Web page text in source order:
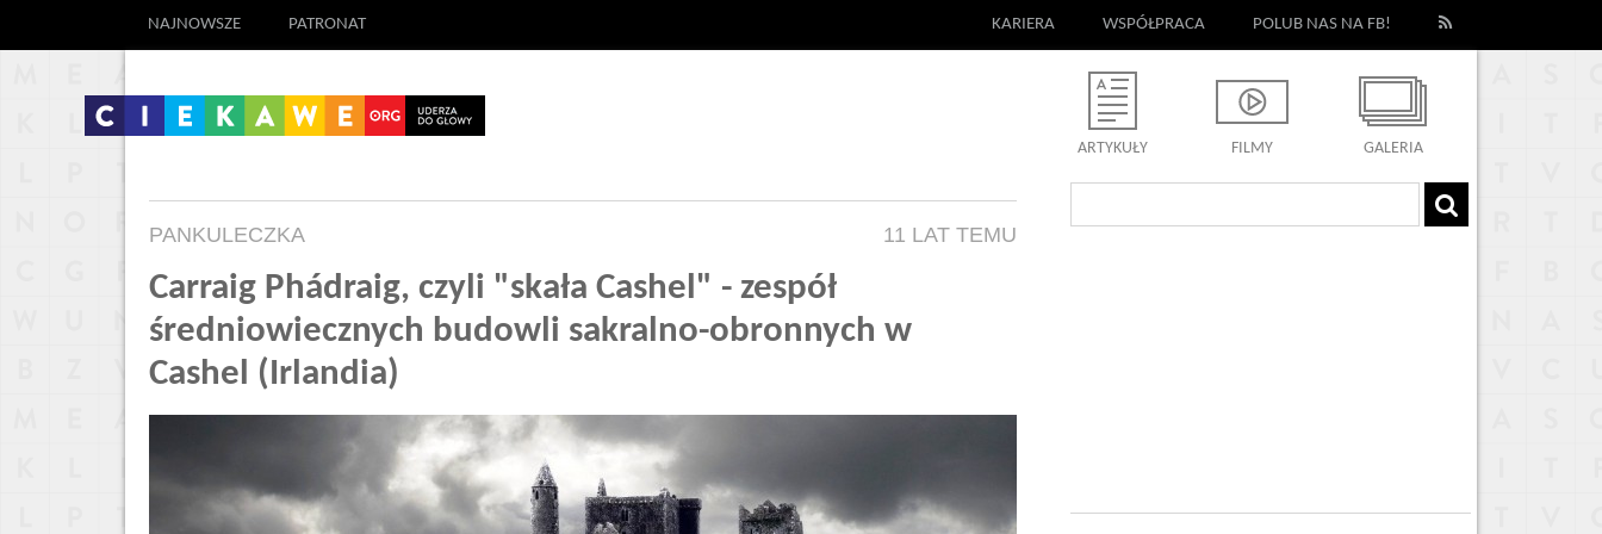
NAJNOWSZE PATRONAT KARIERA WSPÓŁPRACA POLUB NAS NA FB!
ARTYKUŁY FILMY GALERIA
PANKULECZKA 11 LAT TEMU
Carraig Phádraig, czyli "skała Cashel" - zespół
średniowiecznych budowli sakralno-obronnych w
Cashel (Irlandia)